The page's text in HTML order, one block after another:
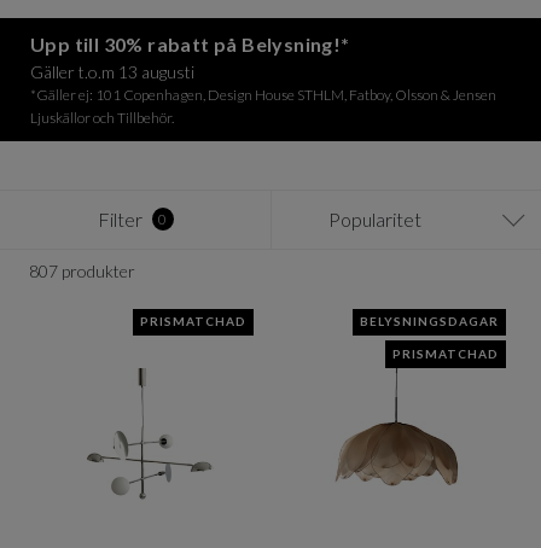
Upp till 30% rabatt på Belysning!*
Gäller t.o.m 13 augusti
*Gäller ej: 101 Copenhagen, Design House STHLM, Fatboy, Olsson & Jensen
Ljuskällor och Tillbehör.
Filter 0 Popularitet
807 produkter
PRISMATCHAD BELYSNINGSDAGAR
PRISMATCHAD